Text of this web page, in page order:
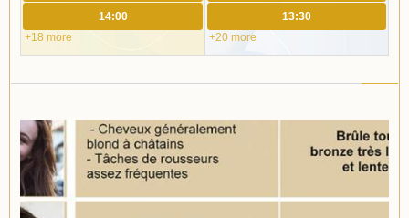
14:00
+18 more
13:30
+20 more